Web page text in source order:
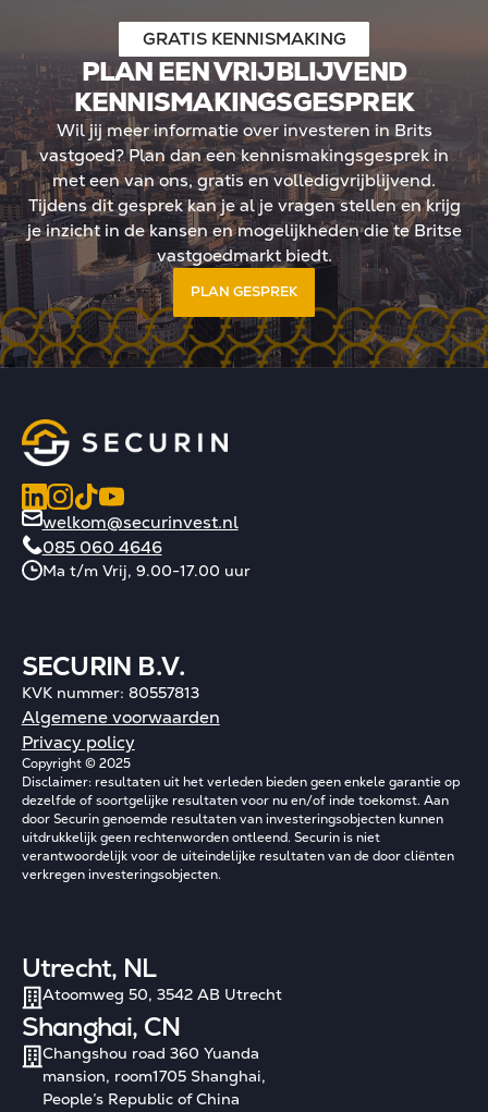
GRATIS KENNISMAKING
PLAN EEN VRIJBLIJVEND
KENNISMAKINGSGESPREK
Wil jij meer informatie over investeren in Brits
vastgoed? Plan dan een kennismakingsgesprek in
met een van ons, gratis en volledigvrijblijvend.
Tijdens dit gesprek kan je al je vragen stellen en krijg
je inzicht in de kansen en mogelijkheden die te Britse
vastgoedmarkt biedt.
PLAN GESPREK
welkom@securinvest.nl
085 060 4646
Ma t/m Vrij, 9.00-17.00 uur
SECURIN B.V.
KVK nummer: 80557813
Algemene voorwaarden
Privacy policy
Copyright © 2025
Disclaimer: resultaten uit het verleden bieden geen enkele garantie op
dezelfde of soortgelijke resultaten voor nu en/of inde toekomst. Aan
door Securin genoemde resultaten van investeringsobjecten kunnen
uitdrukkelijk geen rechtenworden ontleend. Securin is niet
verantwoordelijk voor de uiteindelijke resultaten van de door cliënten
verkregen investeringsobjecten.
Utrecht, NL
Atoomweg 50, 3542 AB Utrecht
Shanghai, CN
Changshou road 360 Yuanda
mansion, room1705 Shanghai,
People’s Republic of China